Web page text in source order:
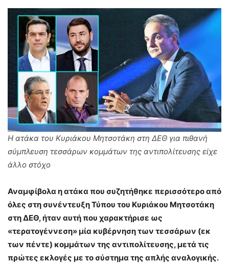
Η ατάκα του Κυριάκου Μητσοτάκη στη ΔΕΘ για πιθανή
σύμπλευση τεσσάρων κομμάτων της αντιπολίτευσης είχε
άλλο στόχο
Αναμφίβολα η ατάκα που συζητήθηκε περισσότερο από
όλες στη συνέντευξη Τύπου του Κυριάκου Μητσοτάκη
στη ΔΕΘ, ήταν αυτή που χαρακτήρισε ως
«τερατογέννεση» μία κυβέρνηση των τεσσάρων (εκ
των πέντε) κομμάτων της αντιπολίτευσης, μετά τις
πρώτες εκλογές με το σύστημα της απλής αναλογικής.